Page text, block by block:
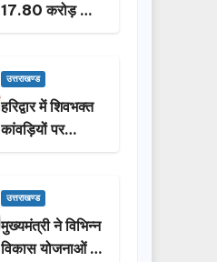
17.80 करोड़ की
विकास योजनाओं की
ने किया लोकार्पण-
शिलान्यास.
उत्तराखण्ड
हरिद्वार में शिवभक्त
कांवड़ियों पर
पुष्पवर्षा, मुख्यमंत्री
प्रक्षालन…
उत्तराखण्ड
मुख्यमंत्री ने विभिन्न
विकास योजनाओं के